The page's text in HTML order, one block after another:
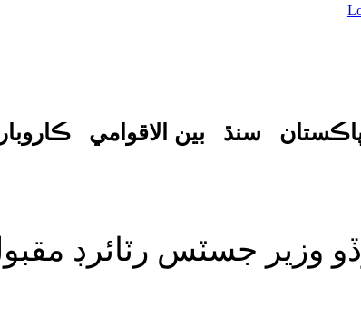
سنڌ بين الاقوامي ڪاروبار
وزير جسٽس رٽائرڊ